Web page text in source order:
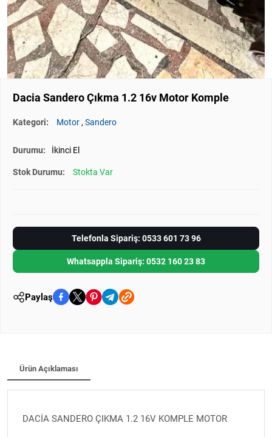
Dacia Sandero Çıkma 1.2 16v Motor Komple
Kategori: Motor,Sandero
Durumu: İkinci El
Stok Durumu: Stokta Var
Telefonla Sipariş: 0533 601 73 96
Whatsappla Sipariş: 0532 160 23 83
Paylaş
Ürün Açıklaması
DACİA SANDERO ÇIKMA 1.2 16V KOMPLE MOTOR